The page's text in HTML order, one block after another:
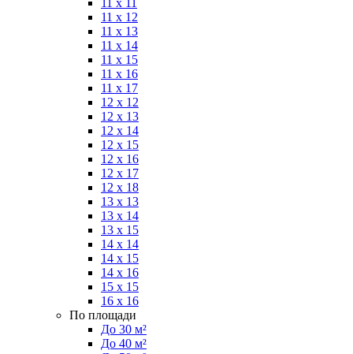
11 x 11
11 x 12
11 x 13
11 x 14
11 x 15
11 x 16
11 x 17
12 x 12
12 x 13
12 x 14
12 x 15
12 x 16
12 x 17
12 x 18
13 x 13
13 x 14
13 x 15
14 x 14
14 x 15
14 x 16
15 x 15
16 x 16
По площади
До 30 м²
До 40 м²